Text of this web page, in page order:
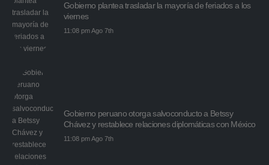
Gobierno plantea trasladar la mayoría de feriados a los
viernes
11:08 pm Ago 7th
Gobierno peruano otorga salvoconducto a Betssy
Chávez y restablece relaciones diplomáticas con México
11:08 pm Ago 7th